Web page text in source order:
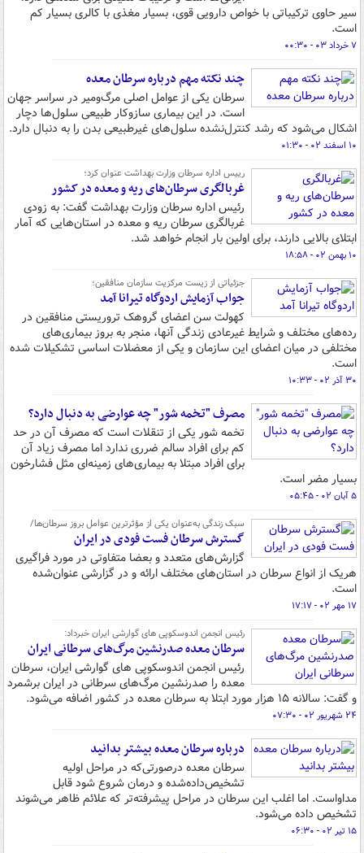
سیر حاوی ترکیباتی با خواص دارویی قوی، بسیار مغذی با کالری بسیار کم
است.
۷ خرداد ۰۳ - ۰۰:۳۰
چند نکته مهم درباره سرطان معده
سرطان یکی از عوامل اصلی مرگ‌ومیر در سراسر جهان
است. در این بیماری سازوکار طبیعی سلول‌ها دچار
اشکال می‌شود که رشد کنترل‌نشده سلول‌های غیرطبیعی بدن را به دنبال دارد.
۱۰ اسفند ۰۲ - ۰۱:۳۰
رییس اداره سرطان وزارت بهداشت عنوان کرد؛
غربالگری سرطان‌های ریه و معده در کشور
رئیس اداره سرطان وزارت بهداشت گفت: به زودی
غربالگری سرطان ریه و معده در استان‌هایی که آمار
ابتلای بالایی دارند، برای اولین بار انجام خواهد شد.
۱۰ بهمن ۰۲ - ۱۸:۵۸
جزئیاتی از زیست مرکزیت سازمان منافقین؛
جواب آزمایش اردوگاه تیرانا آمد
کهولت سن اعضای گروهک تروریستی منافقین در
رده‌های مختلف و شرایط غیرعادی زندگی آنها، منجر به بروز بیماری‌های
مختلفی در میان اعضای این سازمان و یکی از معضلات اساسی تشکیلات شده
است.
۳۰ آذر ۰۲ - ۱۰:۳۳
مصرف "تخمه شور" چه عوارضی به دنبال دارد؟
تخمه شور یکی از تنقلات است که مصرف آن در حد
کم برای افراد سالم ضرری ندارد اما مصرف زیاد آن
برای افراد مبتلا به بیماری‌های زمینه‌ای مثل فشارخون
بسیار مضر است.
۵ آبان ۰۲ - ۰۵:۴۵
سبک زندگی به‌عنوان یکی از مؤثرترین عوامل بروز سرطان‌ها/
گسترش سرطان فست فودی در ایران
گزارش‌های متعدد و بعضا متفاوتی در مورد فراگیری
هریک از انواع سرطان در استان‌های مختلف ارائه و در گزارشی عنوان‌شده
است.
۱۷ مهر ۰۲ - ۱۷:۱۷
رئیس انجمن اندوسکوپی های گوارشی ایران خبرداد:
سرطان معده صدرنشین مرگ‌های سرطانی ایران
رئیس انجمن اندوسکوپی های گوارشی ایران، سرطان
معده را صدرنشین مرگ‌های سرطانی در ایران برشمرد
و گفت: سالانه ۱۵ هزار مورد ابتلا به سرطان معده در کشور اضافه می‌شود.
۲۴ شهریور ۰۲ - ۰۷:۳۰
درباره سرطان معده بیشتر بدانید
سرطان معده درصورتی‌که در مراحل اولیه
تشخیص‌داده‌شده و درمان شروع شود قابل
مداواست. اما اغلب این سرطان در مراحل پیشرفته‌تر که علائم ظاهر می‌شوند
تشخیص داده می‌شود.
۱۵ تیر ۰۲ - ۰۶:۳۰